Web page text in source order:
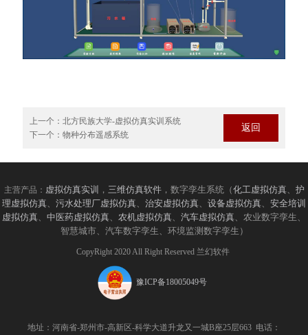
上一个： 北方民族大学-虚拟仿真实训系统
下一个： 物种分布遥感系统
返回
主营产品： 虚拟仿真实训 ， 三维仿真软件，数字孪生系统（化工虚拟仿真、 护
理虚拟仿真、 污水处理厂虚拟仿真、 治安虚拟仿真、 设备虚拟仿真、 安全培训
虚拟仿真、 中医药虚拟仿真、 农机虚拟仿真、 汽车虚拟仿真、农业数字孪生、
智慧城市、汽车数字孪生、环境监测数字孪生）
CopyRight 2020 All Right Reserved 兰幻软件
豫ICP备18005049号
地址：河南省-郑州市-高新区-科学大道升龙又一城B座25层663 电话：